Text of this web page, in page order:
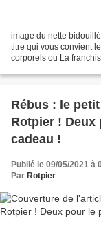
image du nette
titre qui vous convient
corporels ou La
Rébus : le
Rotpier !
cadeau !
Publié le 09/05/2021 à
Par Rotpier